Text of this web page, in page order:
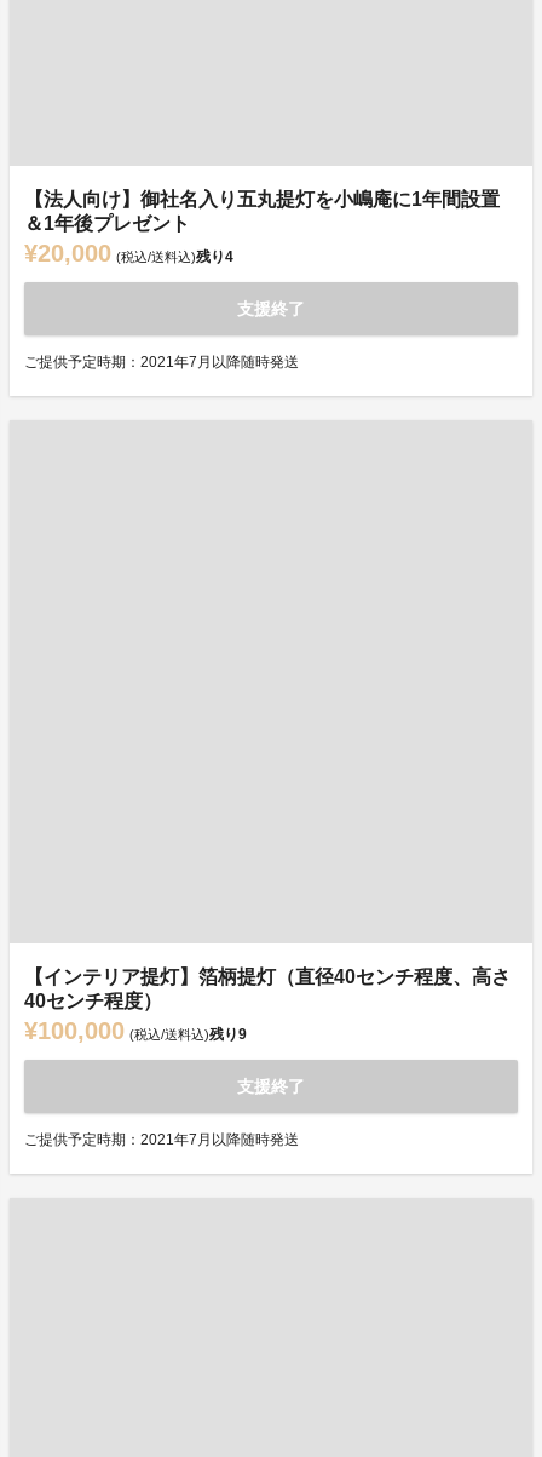
【法人向け】御社名入り五丸提灯を小嶋庵に1年間設置
＆1年後プレゼント
¥20,000 (税込/送料込)残り4
支援終了
ご提供予定時期：2021年7月以降随時発送
【インテリア提灯】箔柄提灯（直径40センチ程度、高さ
40センチ程度）
¥100,000 (税込/送料込)残り9
支援終了
ご提供予定時期：2021年7月以降随時発送